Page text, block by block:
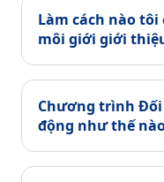
Làm cách nào
môi giới giới
Chương trình
động như thế